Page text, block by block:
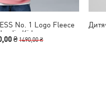
No. 1 Logo Fleece
Kids
₴1490,00 ₴